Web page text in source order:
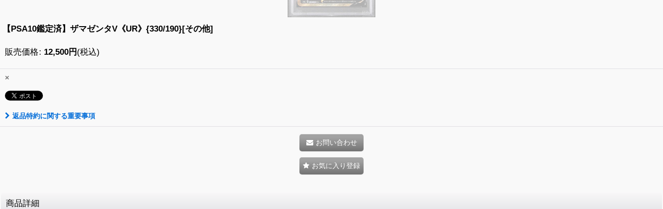
【PSA10鑑定済】ザマゼンタV《UR》{330/190}[その他]
販売価格: 12,500円 (税込)
×
返品特約に関する重要事項
お問い合わせ
お気に入り登録
商品詳細